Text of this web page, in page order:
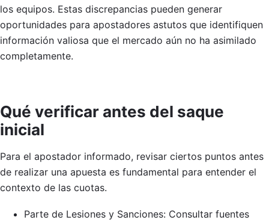
los equipos. Estas discrepancias pueden generar
oportunidades para apostadores astutos que identifiquen
información valiosa que el mercado aún no ha asimilado
completamente.
Qué verificar antes del saque
inicial
Para el apostador informado, revisar ciertos puntos antes
de realizar una apuesta es fundamental para entender el
contexto de las cuotas.
Parte de Lesiones y Sanciones: Consultar fuentes